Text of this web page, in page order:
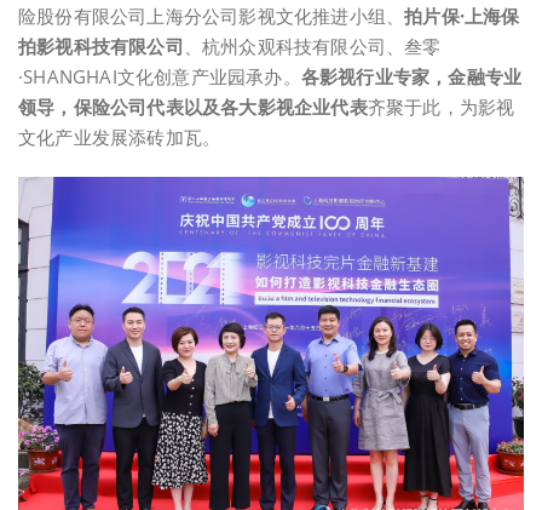
险股份有限公司上海分公司影视文化推进小组、拍片保·上海保
拍影视科技有限公司 、杭州众观科技有限公司、叁零
·SHANGHAI文化创意产业园承办。 各影视行业专家，金融专业
领导，保险公司代表以及各大影视企业代表齐聚于此，为影视
文化产业发展添砖加瓦。